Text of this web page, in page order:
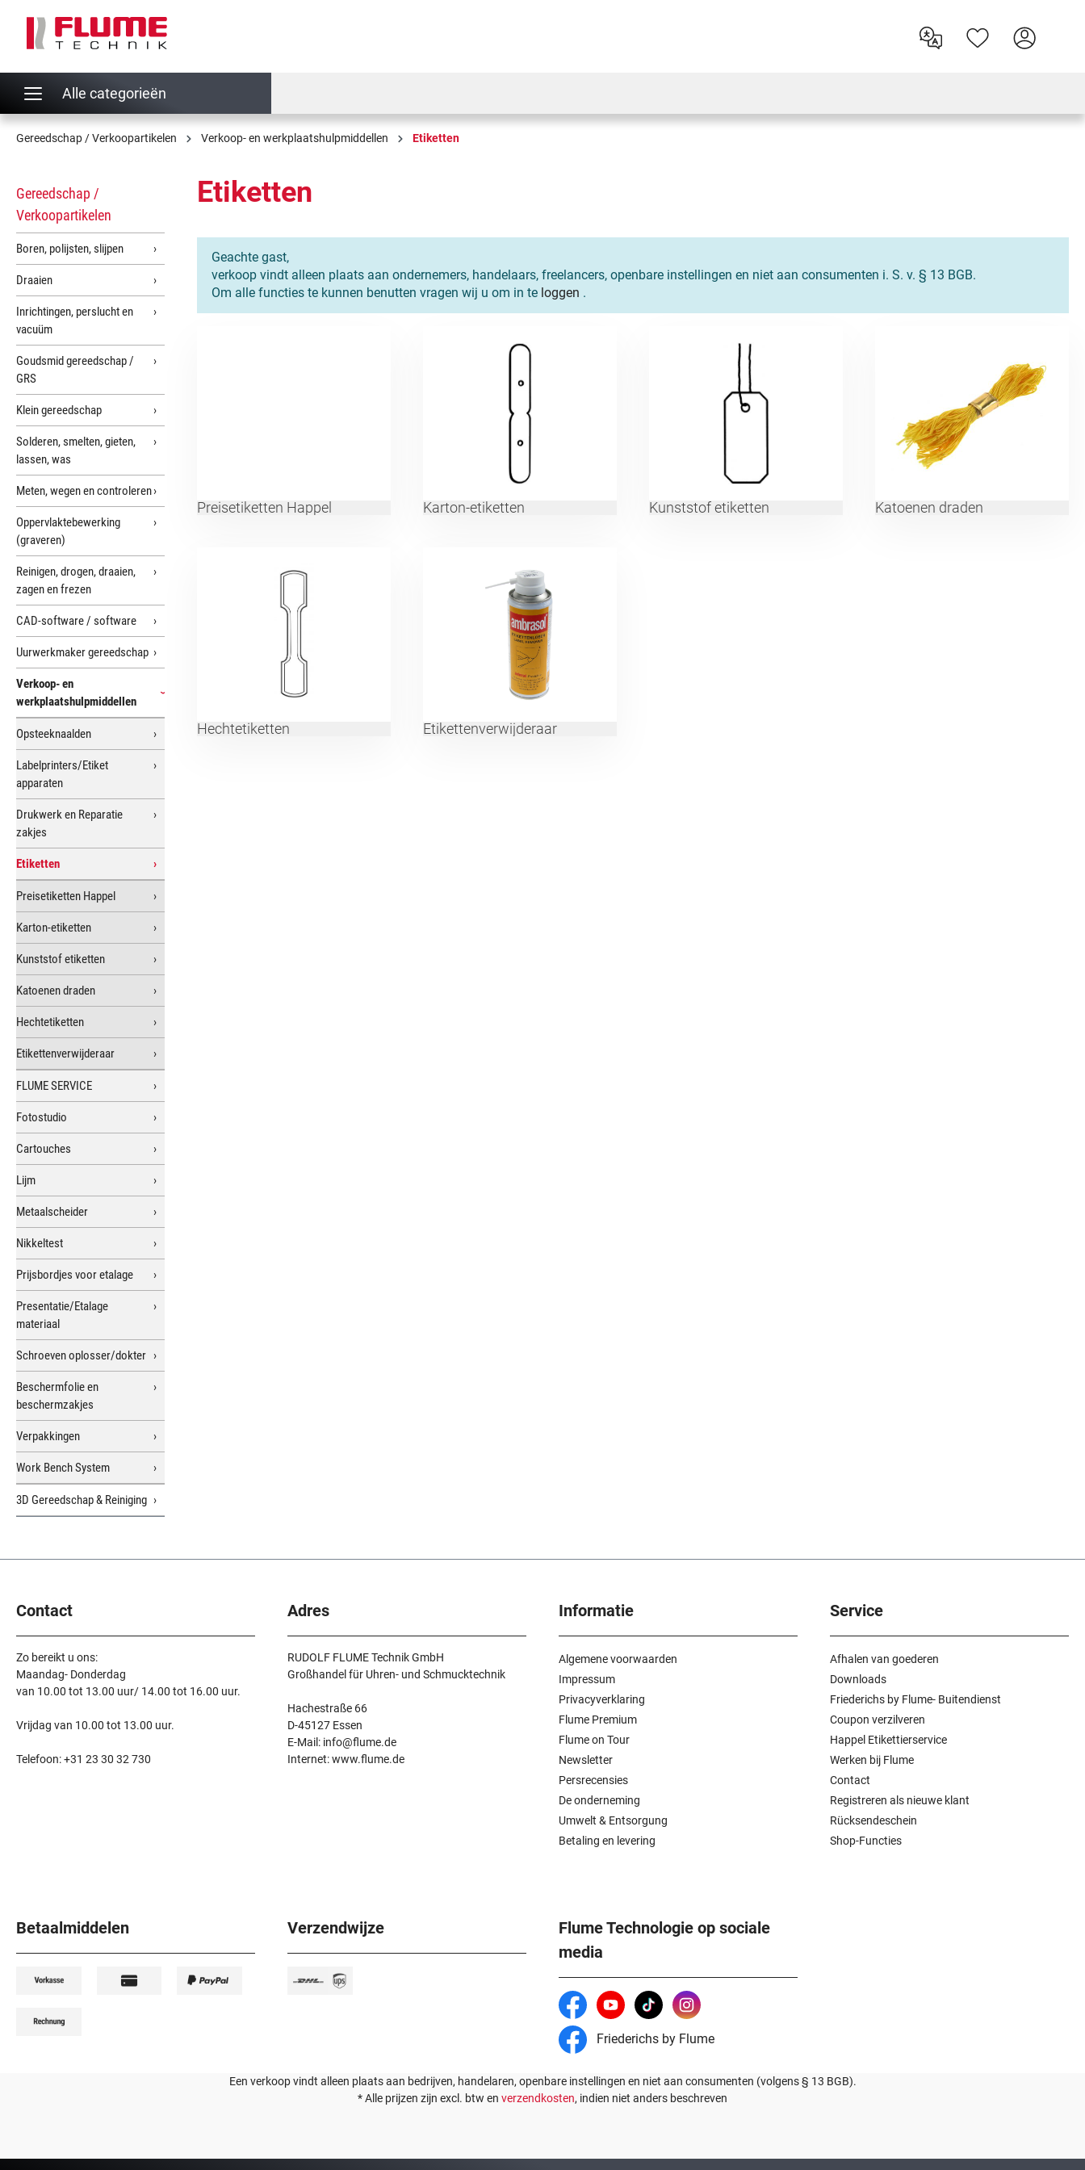
Ga naar de hoofdnavigatie
Alle categorieën
Gereedschap / Verkoopartikelen Verkoop- en werkplaatshulpmiddellen Etiketten
Gereedschap /
Verkoopartikelen
Boren, polijsten, slijpen
Draaien
Inrichtingen, perslucht en
vacuüm
Goudsmid gereedschap /
GRS
Klein gereedschap
Solderen, smelten, gieten,
lassen, was
Meten, wegen en controleren
Oppervlaktebewerking
(graveren)
Reinigen, drogen, draaien,
zagen en frezen
CAD-software / software
Uurwerkmaker gereedschap
Verkoop- en
werkplaatshulpmiddellen
Opsteeknaalden
Labelprinters/Etiket
apparaten
Drukwerk en Reparatie
zakjes
Etiketten
Preisetiketten Happel
Karton-etiketten
Kunststof etiketten
Katoenen draden
Hechtetiketten
Etikettenverwijderaar
FLUME SERVICE
Fotostudio
Cartouches
Lijm
Metaalscheider
Nikkeltest
Prijsbordjes voor etalage
Presentatie/Etalage
materiaal
Schroeven oplosser/dokter
Beschermfolie en
beschermzakjes
Verpakkingen
Work Bench System
3D Gereedschap & Reiniging
Etiketten
Geachte gast,
verkoop vindt alleen plaats aan ondernemers, handelaars, freelancers, openbare instellingen en niet aan consumenten i. S. v. § 13 BGB.
Om alle functies te kunnen benutten vragen wij u om in te loggen .
Preisetiketten Happel Karton-etiketten Kunststof etiketten Katoenen draden
Hechtetiketten Etikettenverwijderaar
Contact
Zo bereikt u ons:
Maandag- Donderdag
van 10.00 tot 13.00 uur/ 14.00 tot 16.00 uur.
Vrijdag van 10.00 tot 13.00 uur.
Telefoon: +31 23 30 32 730
Adres
RUDOLF FLUME Technik GmbH
Großhandel für Uhren- und Schmucktechnik
Hachestraße 66
D-45127 Essen
E-Mail: info@flume.de
Internet: www.flume.de
Informatie
Algemene voorwaarden
Impressum
Privacyverklaring
Flume Premium
Flume on Tour
Newsletter
Persrecensies
De onderneming
Umwelt & Entsorgung
Betaling en levering
Service
Afhalen van goederen
Downloads
Friederichs by Flume- Buitendienst
Coupon verzilveren
Happel Etikettierservice
Werken bij Flume
Contact
Registreren als nieuwe klant
Rücksendeschein
Shop-Functies
Betaalmiddelen Verzendwijze
Flume Technologie op sociale
media
Friederichs by Flume
Een verkoop vindt alleen plaats aan bedrijven, handelaren, openbare instellingen en niet aan consumenten (volgens § 13 BGB).
* Alle prijzen zijn excl. btw en verzendkosten, indien niet anders beschreven